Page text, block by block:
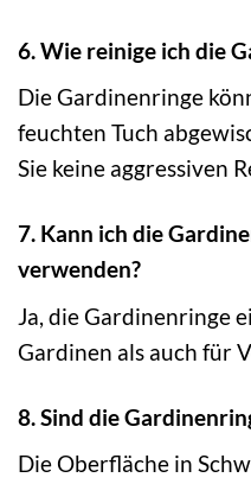
6. Wie reinige ich die
Die Gardinenringe
feuchten Tuch
Sie keine aggressiven
7. Kann ich die
verwenden?
Ja, die Gardinenringe
Gardinen als auch für
8. Sind die
Die Oberfläche in